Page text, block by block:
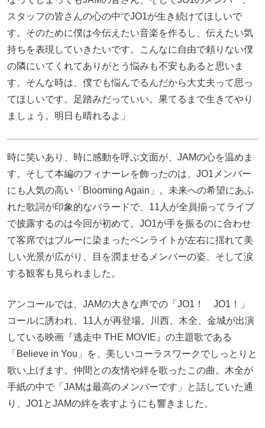
スタッフの皆さんの心の中でJO1が生き続けてほしいで
す。そのために僕は今伝えたい音楽を作るし、伝えたい気
持ちを表現していきたいです。こんなに自由で頼りない僕
の隣にいてくれてありがとう悩みも不安もあると思いま
す。そんな時は、僕でも悩んでるんだから大丈夫って思っ
てほしいです。足踏みだっていい。果てるまで生きてやり
ましょう。明日も晴れるよ」
時に笑いあり、時に感動を呼ぶ文面が、JAMの心を温めま
す。そして本編のフィナーレを飾ったのは、JO1メンバー
にも人気の高い「Blooming Again」。未来への希望にあふ
れた歌詞が印象的なバラードで、11人が全員揃ってライブ
で披露するのは今回が初めて。JO1が手を振るのに合わせ
て客席ではブルーに染まったペンライトが左右に揺れて美
しい光景が広がり、目を潤ませるメンバーの姿、そして涙
する観客も見られました。
アンコールでは、JAMの大きな声での「JO1！ JO1！」
コールに誘われ、11人が再登場。川西、⽊全、金城が出演
している映画『逃走中 THE MOVIE』の主題歌である
「Believe in You」を、美しいコーラスワークでしっとりと
歌い上げます。仲間との友情や絆を歌ったこの曲。⽊全が
手紙の中で「JAMは最高のメンバーです」と話していた通
り、JO1とJAMの絆を表すようにも響きました。